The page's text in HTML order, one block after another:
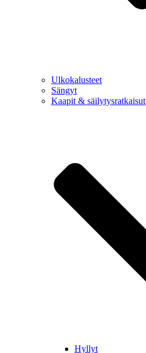
Ulkokalusteet
Sängyt
Kaapit & säilytysratkaisut
Hyllyt